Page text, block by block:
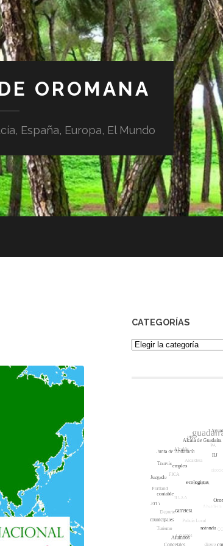
OROMANA
España, Europa, El Mundo
CATEGORÍAS